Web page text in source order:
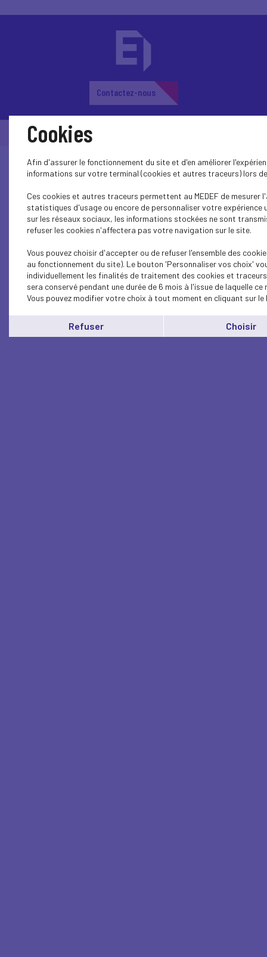
Contactez-nous
© Medef Auvergne-Rhône-Alpes 2026 -
Cookies
Afin d'assurer le fonctionnement du site et d'en améliorer
informations sur votre terminal (cookies et autres traceurs) lors
Ces cookies et autres traceurs permettent au MEDEF de mesurer
statistiques d'usage ou encore de personnaliser votre
sur les réseaux sociaux, les informations stockées ne sont
refuser les cookies n'affectera pas votre navigation sur le site.
Vous pouvez choisir d'accepter ou de refuser l'ensemble des
au fonctionnement du site). Le bouton 'Personnaliser vos choix'
individuellement les finalités de traitement des cookies et
sera conservé pendant une durée de 6 mois à l'issue de laquelle
Vous pouvez modifier votre choix à tout moment en cliquant sur le
Refuser Choisir